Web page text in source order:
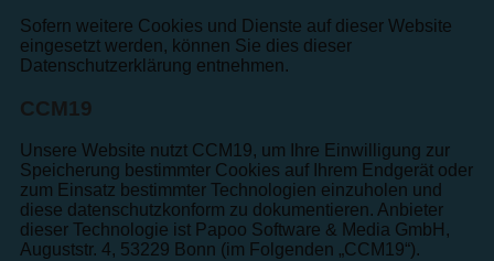
Sofern weitere Cookies und Dienste auf dieser Website
eingesetzt werden, können Sie dies dieser
Datenschutzerklärung entnehmen.
CCM19
Unsere Website nutzt CCM19, um Ihre Einwilligung zur
Speicherung bestimmter Cookies auf Ihrem Endgerät oder
zum Einsatz bestimmter Technologien einzuholen und
diese datenschutzkonform zu dokumentieren. Anbieter
dieser Technologie ist Papoo Software & Media GmbH,
Auguststr. 4, 53229 Bonn (im Folgenden „CCM19“).